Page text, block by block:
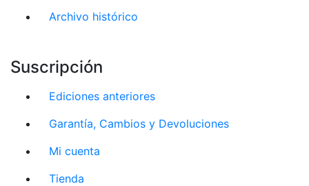
Archivo histórico
Suscripción
Ediciones anteriores
Garantía, Cambios y Devoluciones
Mi cuenta
Tienda